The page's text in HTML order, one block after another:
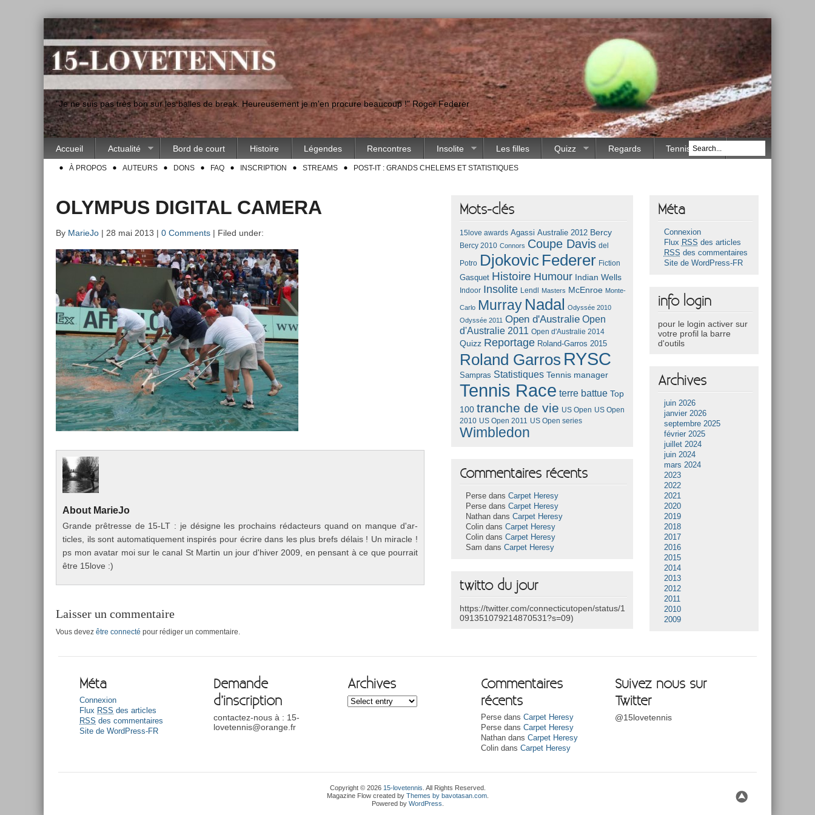
"Je ne suis pas très bon sur les balles de break. Heureusement je m'en procure beaucoup !" Roger Federer
Accueil Actualité Bord de court Histoire Légendes Rencontres Insolite Les filles Quizz Regards Tennis Race
À PROPOS AUTEURS DONS FAQ INSCRIPTION STREAMS POST-IT : GRANDS CHELEMS ET STATISTIQUES
OLYMPUS DIGITAL CAMERA
By MarieJo | 28 mai 2013 | 0 Comments | Filed under:
About MarieJo
Gran­de prêtres­se de 15-LT : je désigne les pro­chains rédac­teurs quand on man­que d'ar­
ticles, ils sont auto­matique­ment in­spirés pour écrire dans les plus brefs délais ! Un mirac­le !
ps mon avatar moi sur le canal St Mar­tin un jour d'hiver 2009, en pen­sant à ce que pour­rait
être 15love :)
Laisser un commentaire
Vous devez être connecté pour rédiger un commentaire.
Mots-clés
15love awards Agassi Australie 2012 Bercy
Bercy 2010 Connors Coupe Davis del
Potro Djokovic Federer Fiction
Gasquet Histoire Humour Indian Wells
Indoor Insolite Lendl Masters McEnroe Monte-
Carlo Murray Nadal
Odyssée 2010
Odyssée 2011 Open d'Australie Open
d'Australie 2011 Open d'Australie 2014
Quizz Reportage Roland-Garros 2015
Roland Garros RYSC
Sampras Statistiques Tennis manager
Tennis Race terre battue Top
100 tranche de vie US Open US Open
2010 US Open 2011 US Open series
Wimbledon
Commentaires récents
Perse dansCarpet Heresy
Perse dansCarpet Heresy
Nathan dansCarpet Heresy
Colin dansCarpet Heresy
Colin dansCarpet Heresy
Sam dansCarpet Heresy
twitto du jour
https://twitter.com/connecticutopen/status/1
091351079214870531?s=09)
Méta
Connexion
Flux RSS des articles
RSS des commentaires
Site de WordPress-FR
info login
pour le login activer sur
votre profil la barre
d'outils
Archives
juin 2026
janvier 2026
septembre 2025
février 2025
juillet 2024
juin 2024
mars 2024
2023
2022
2021
2020
2019
2018
2017
2016
2015
2014
2013
2012
2011
2010
2009
Méta
Connexion
Flux RSS des articles
RSS des commentaires
Site de WordPress-FR
Demande
d’inscription
contactez-nous à : 15-
lovetennis@orange.fr
Archives
Commentaires
récents
Perse dansCarpet Heresy
Perse dansCarpet Heresy
Nathan dansCarpet Heresy
Colin dansCarpet Heresy
Suivez nous sur
Twitter
@15lovetennis
Copyright © 2026 15-lovetennis . All Rights Reserved.
Magazine Flowcreated by Themes by bavotasan.com.
Powered by WordPress